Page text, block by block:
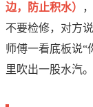
边，防止积水）
不要检修，对方
师傅一看底板说“
里吹出一股水汽